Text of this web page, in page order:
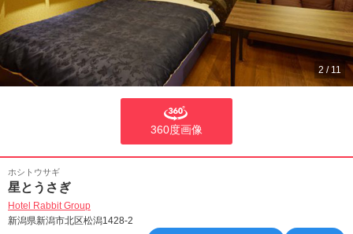
2 / 11
360度画像
ホシトウサギ
星とうさぎ
Hotel Rabbit Group
新潟県新潟市北区松潟1428-2